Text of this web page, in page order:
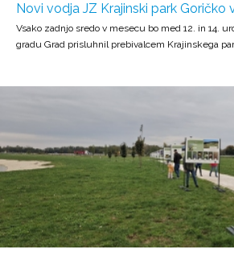
Novi vodja JZ Krajinski park Goričko
Vsako zadnjo sredo v mesecu bo med 12. in 14.
gradu Grad prisluhnil prebivalcem Krajinskega